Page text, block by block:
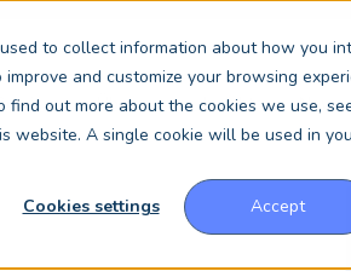
to collect information about how you
and customize your browsing
out more about the cookies we use,
website. A single cookie will be used in
Cookies settings
Accept
Über uns Insights News